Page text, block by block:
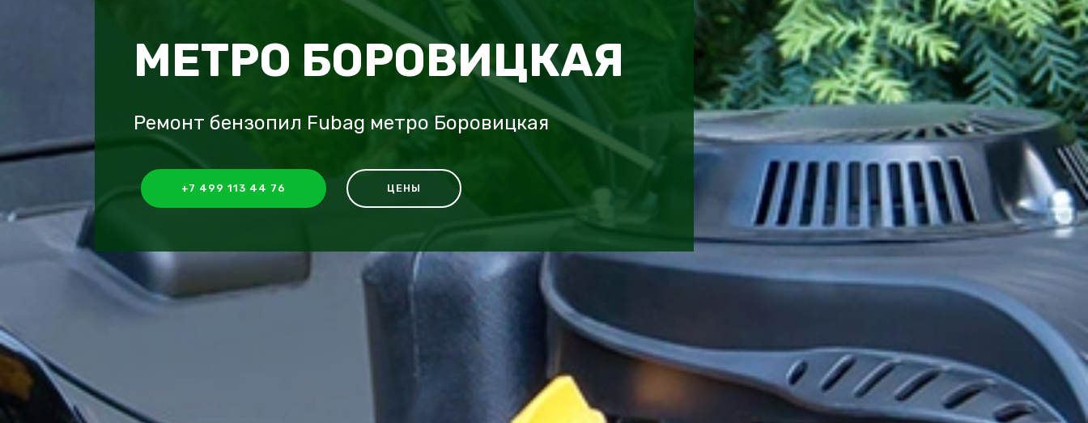
МЕТРО БОРОВИЦКАЯ
Ремонт бензопил Fubag метро Боровицкая
+7 499 113 44 76 ЦЕНЫ